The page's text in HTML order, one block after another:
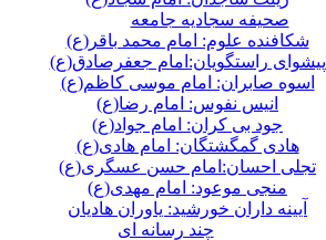
صحیفه سجادیه جامعه
شکافنده علوم: امام محمد باقر(ع)
پیشوای راستگویان:امام جعفرصادق(ع)
اسوه صابران: امام موسی کاظم(ع)
انیس نفوس: امام رضا(ع)
جود بی کران: امام جواد(ع)
هادی گمگشتگان: امام هادی(ع)
تجلی احسان:امام حسن عسگری(ع)
منجی موعود: امام مهدی(ع)
آیینه داران خورشید: یاوران هادیان
چند رسانه ای